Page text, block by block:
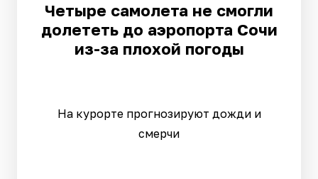
Четыре самолета не смогли
долететь до аэропорта Сочи
из-за плохой погоды
На курорте прогнозируют дожди и
смерчи